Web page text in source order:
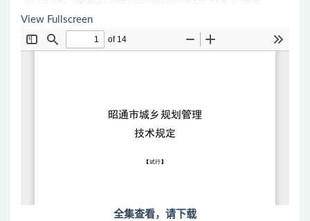
View Fullscreen
全集查看，请下载